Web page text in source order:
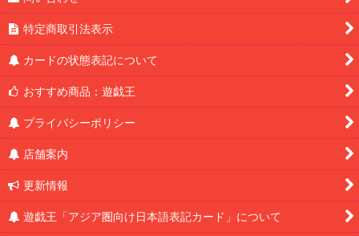
特定商取引法表示
カードの状態表記について
おすすめ商品：遊戯王
プライバシーポリシー
店舗案内
更新情報
遊戯王「アジア圏向け日本語表記カード」について